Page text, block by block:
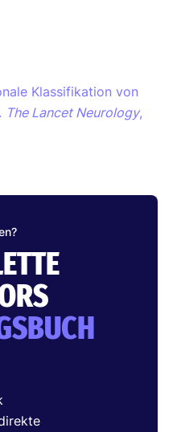
Klassifikation von
The Lancet Neurology,